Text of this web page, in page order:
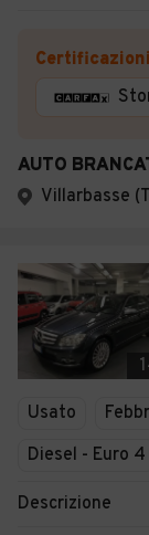
AUTO
Villarbasse
Usato
Diesel - Euro 4
Descrizione